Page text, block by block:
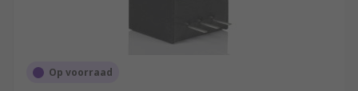
Op voorraad